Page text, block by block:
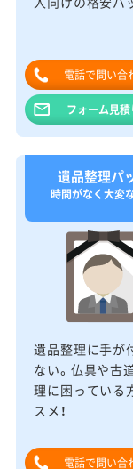
電話で問い合
フォーム見積
遺品整理パ
時間がなく大変
遺品整理に手が
ない。仏具や古
理に困っている
スメ！
電話で問い合